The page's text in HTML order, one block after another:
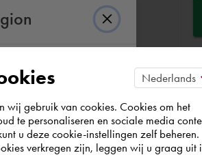
of the
yougebruik van cookies. Cookies om het
te personaliseren en sociale media
u deze cookie-instellingen zelf beheren.
verkregen zijn, leggen wij u graag uit